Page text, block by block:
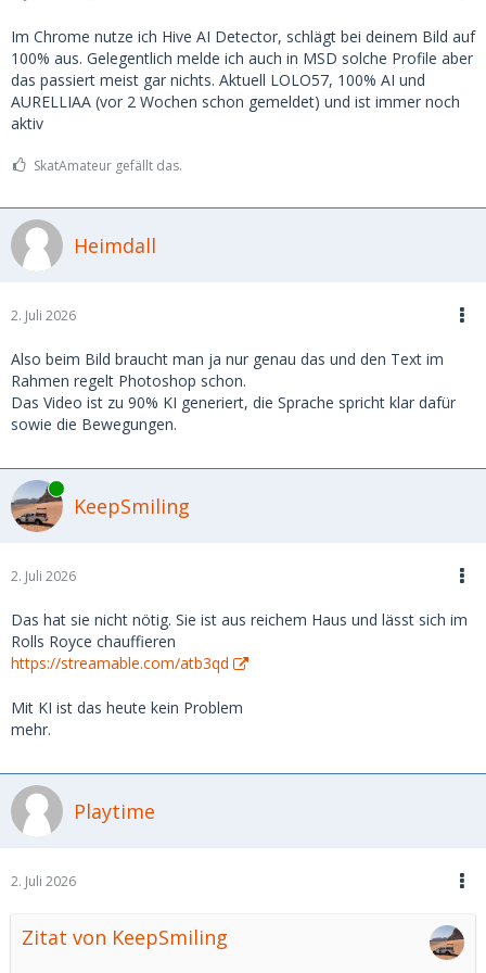
Bilder, die sie mir geschickt hat, geklaut waren. Aber die
Frage bleibt: Wie hat sie (oder er) das gemacht mit dem
Bild? Die Details (natürliche Hand, Licht, Spiegelungen auf
dem Glas) wirken unglaublich realistisch.
schickte mir vor kurzem ein Video, welches auch
unglaublich realistisch aussieht. Aber ich bezweifle
trotzdem, da ich weiß (sie hat es mir ganz offen gesagt),
Hier das Video:
Habt ihr schon Erfahrungen damit gemacht, dass selbst
solche personalisierten Fotos/Videos gefälscht waren? Wo
liegen aktuell die Grenzen der Scammer, oder muss man
mittlerweile wirklich alles anzweifeln, bis man sich im
Freue mich auf eure Einschätzungen und Erfahrungen.
Im Chrome nutze ich Hive AI Detector, schlägt bei deinem Bild auf
100% aus. Gelegentlich melde ich auch in MSD solche Profile aber
das passiert meist gar nichts. Aktuell LOLO57, 100% AI und
AURELLIAA (vor 2 Wochen schon gemeldet) und ist immer noch
aktiv
SkatAmateur gefällt das.
Heimdall
2. Juli 2026
Also beim Bild braucht man ja nur genau das und den Text im
Rahmen regelt Photoshop schon.
Das Video ist zu 90% KI generiert, die Sprache spricht klar dafür
sowie die Bewegungen.
Online
KeepSmiling
2. Juli 2026
Das hat sie nicht nötig. Sie ist aus reichem Haus und lässt sich im
Rolls Royce chauffieren
https://streamable.com/atb3qd
Mit KI ist das heute kein Problem
mehr.
Playtime
2. Juli 2026
Zitat von KeepSmiling